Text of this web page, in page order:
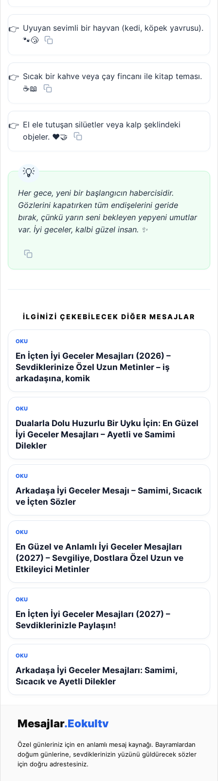
Uyuyan sevimli bir hayvan (kedi, köpek yavrusu).
🐾😴
Sıcak bir kahve veya çay fincanı ile kitap teması.
☕📖
El ele tutuşan silüetler veya kalp şeklindeki
objeler. ❤️🤝
Her gece, yeni bir başlangıcın habercisidir.
Gözlerini kapatırken tüm endişelerini geride
bırak, çünkü yarın seni bekleyen yepyeni umutlar
var. İyi geceler, kalbi güzel insan. ✨
İLGINIZI ÇEKEBILECEK DIĞER MESAJLAR
OKU
En İçten İyi Geceler Mesajları (2026) –
Sevdiklerinize Özel Uzun Metinler – iş
arkadaşına, komik
OKU
Dualarla Dolu Huzurlu Bir Uyku İçin: En Güzel
İyi Geceler Mesajları – Ayetli ve Samimi
Dilekler
OKU
Arkadaşa İyi Geceler Mesajı – Samimi, Sıcacık
ve İçten Sözler
OKU
En Güzel ve Anlamlı İyi Geceler Mesajları
(2027) – Sevgiliye, Dostlara Özel Uzun ve
Etkileyici Metinler
OKU
En İçten İyi Geceler Mesajları (2027) –
Sevdiklerinizle Paylaşın!
OKU
Arkadaşa İyi Geceler Mesajları: Samimi,
Sıcacık ve Ayetli Dilekler
Mesajlar.Eokultv
Özel günleriniz için en anlamlı mesaj kaynağı. Bayramlardan
doğum günlerine, sevdiklerinizin yüzünü güldürecek sözler
için doğru adrestesiniz.